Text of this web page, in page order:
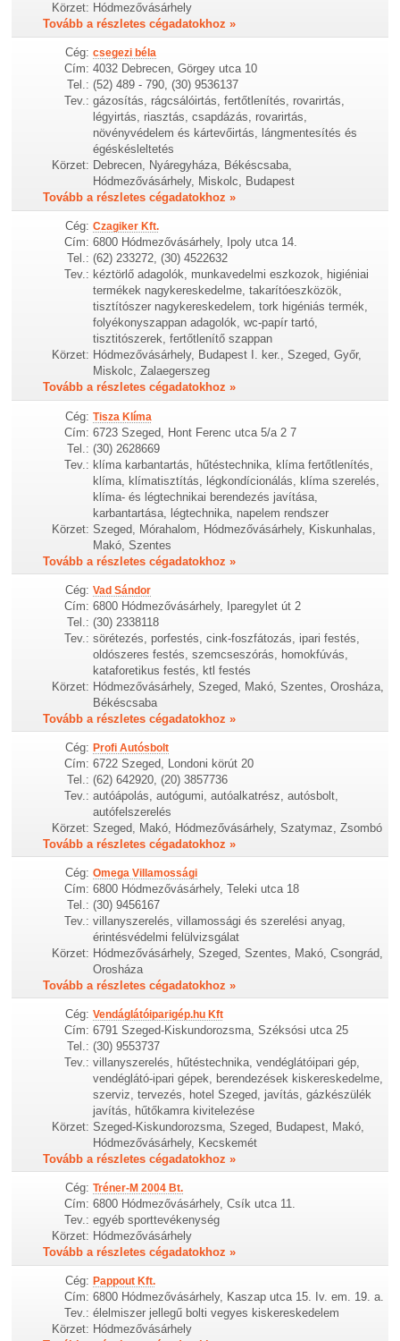
Körzet: Hódmezővásárhely
Tovább a részletes cégadatokhoz »
Cég: csegezi béla
Cím: 4032 Debrecen, Görgey utca 10
Tel.: (52) 489 - 790, (30) 9536137
Tev.: gázosítás, rágcsálóirtás, fertőtlenítés, rovarirtás,
légyirtás, riasztás, csapdázás, rovarirtás,
növényvédelem és kártevőirtás, lángmentesítés és
égéskésleltetés
Körzet: Debrecen, Nyáregyháza, Békéscsaba,
Hódmezővásárhely, Miskolc, Budapest
Tovább a részletes cégadatokhoz »
Cég: Czagiker Kft.
Cím: 6800 Hódmezővásárhely, Ipoly utca 14.
Tel.: (62) 233272, (30) 4522632
Tev.: kéztörlő adagolók, munkavedelmi eszkozok, higiéniai
termékek nagykereskedelme, takarítóeszközök,
tisztítószer nagykereskedelem, tork higéniás termék,
folyékonyszappan adagolók, wc-papír tartó,
tisztitószerek, fertőtlenítő szappan
Körzet: Hódmezővásárhely, Budapest I. ker., Szeged, Győr,
Miskolc, Zalaegerszeg
Tovább a részletes cégadatokhoz »
Cég: Tisza Klíma
Cím: 6723 Szeged, Hont Ferenc utca 5/a 2 7
Tel.: (30) 2628669
Tev.: klíma karbantartás, hűtéstechnika, klíma fertőtlenítés,
klíma, klímatisztítás, légkondícionálás, klíma szerelés,
klíma- és légtechnikai berendezés javítása,
karbantartása, légtechnika, napelem rendszer
Körzet: Szeged, Mórahalom, Hódmezővásárhely, Kiskunhalas,
Makó, Szentes
Tovább a részletes cégadatokhoz »
Cég: Vad Sándor
Cím: 6800 Hódmezővásárhely, Iparegylet út 2
Tel.: (30) 2338118
Tev.: sörétezés, porfestés, cink-foszfátozás, ipari festés,
oldószeres festés, szemcseszórás, homokfúvás,
kataforetikus festés, ktl festés
Körzet: Hódmezővásárhely, Szeged, Makó, Szentes, Orosháza,
Békéscsaba
Tovább a részletes cégadatokhoz »
Cég: Profi Autósbolt
Cím: 6722 Szeged, Londoni körút 20
Tel.: (62) 642920, (20) 3857736
Tev.: autóápolás, autógumi, autóalkatrész, autósbolt,
autófelszerelés
Körzet: Szeged, Makó, Hódmezővásárhely, Szatymaz, Zsombó
Tovább a részletes cégadatokhoz »
Cég: Omega Villamossági
Cím: 6800 Hódmezővásárhely, Teleki utca 18
Tel.: (30) 9456167
Tev.: villanyszerelés, villamossági és szerelési anyag,
érintésvédelmi felülvizsgálat
Körzet: Hódmezővásárhely, Szeged, Szentes, Makó, Csongrád,
Orosháza
Tovább a részletes cégadatokhoz »
Cég: Vendáglátóiparigép.hu Kft
Cím: 6791 Szeged-Kiskundorozsma, Széksósi utca 25
Tel.: (30) 9553737
Tev.: villanyszerelés, hűtéstechnika, vendéglátóipari gép,
vendéglátó-ipari gépek, berendezések kiskereskedelme,
szerviz, tervezés, hotel Szeged, javítás, gázkészülék
javítás, hűtőkamra kivitelezése
Körzet: Szeged-Kiskundorozsma, Szeged, Budapest, Makó,
Hódmezővásárhely, Kecskemét
Tovább a részletes cégadatokhoz »
Cég: Tréner-M 2004 Bt.
Cím: 6800 Hódmezővásárhely, Csík utca 11.
Tev.: egyéb sporttevékenység
Körzet: Hódmezővásárhely
Tovább a részletes cégadatokhoz »
Cég: Pappout Kft.
Cím: 6800 Hódmezővásárhely, Kaszap utca 15. Iv. em. 19. a.
Tev.: élelmiszer jellegű bolti vegyes kiskereskedelem
Körzet: Hódmezővásárhely